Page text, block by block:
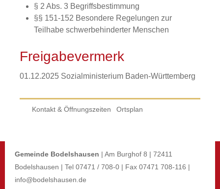
§ 2 Abs. 3 Begriffsbestimmung
§§ 151-152 Besondere Regelungen zur
Teilhabe schwerbehinderter Menschen
Freigabevermerk
01.12.2025 Sozialministerium Baden-Württemberg
Kontakt & Öffnungszeiten Ortsplan
Gemeinde Bodelshausen | Am Burghof 8 | 72411
Bodelshausen | Tel 07471 / 708-0 | Fax 07471 708-116 |
info@bodelshausen.de